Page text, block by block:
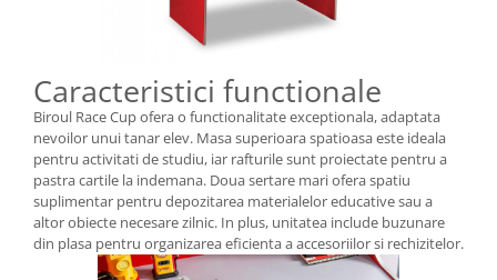
Caracteristici functionale
Biroul Race Cup ofera o functionalitate exceptionala, adaptata
nevoilor unui tanar elev. Masa superioara spatioasa este ideala
pentru activitati de studiu, iar rafturile sunt proiectate pentru a
pastra cartile la indemana. Doua sertare mari ofera spatiu
suplimentar pentru depozitarea materialelor educative sau a
altor obiecte necesare zilnic. In plus, unitatea include buzunare
din plasa pentru organizarea eficienta a accesoriilor si rechizitelor.